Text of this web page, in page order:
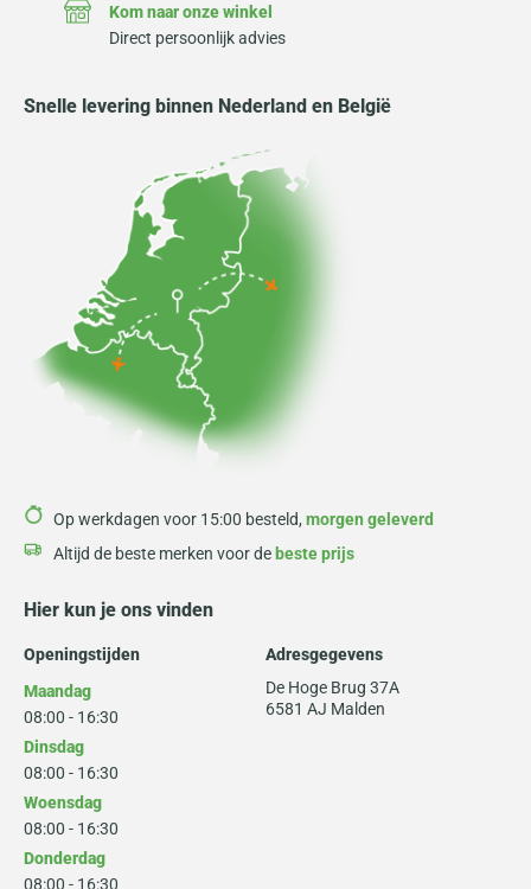
Kom naar onze winkel
Direct persoonlijk advies
Snelle levering binnen Nederland en België
Op werkdagen voor 15:00 besteld, morgen geleverd
Altijd de beste merken voor de beste prijs
Hier kun je ons vinden
Openingstijden
Maandag
08:00 - 16:30
Dinsdag
08:00 - 16:30
Woensdag
08:00 - 16:30
Donderdag
08:00 - 16:30
Adresgegevens
De Hoge Brug 37A
6581 AJ Malden